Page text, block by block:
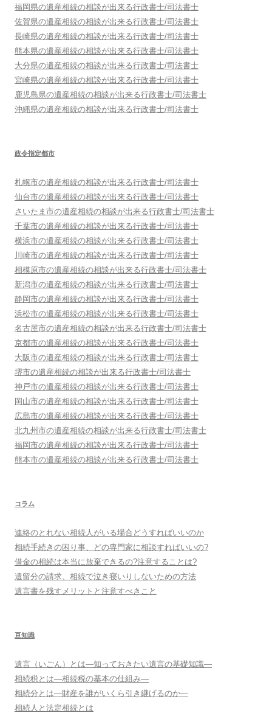
福岡県の遺産相続の相談が出来る行政書士/司法書士
佐賀県の遺産相続の相談が出来る行政書士/司法書士
長崎県の遺産相続の相談が出来る行政書士/司法書士
熊本県の遺産相続の相談が出来る行政書士/司法書士
大分県の遺産相続の相談が出来る行政書士/司法書士
宮崎県の遺産相続の相談が出来る行政書士/司法書士
鹿児島県の遺産相続の相談が出来る行政書士/司法書士
沖縄県の遺産相続の相談が出来る行政書士/司法書士
政令指定都市
札幌市の遺産相続の相談が出来る行政書士/司法書士
仙台市の遺産相続の相談が出来る行政書士/司法書士
さいたま市の遺産相続の相談が出来る行政書士/司法書士
千葉市の遺産相続の相談が出来る行政書士/司法書士
横浜市の遺産相続の相談が出来る行政書士/司法書士
川崎市の遺産相続の相談が出来る行政書士/司法書士
相模原市の遺産相続の相談が出来る行政書士/司法書士
新潟市の遺産相続の相談が出来る行政書士/司法書士
静岡市の遺産相続の相談が出来る行政書士/司法書士
浜松市の遺産相続の相談が出来る行政書士/司法書士
名古屋市の遺産相続の相談が出来る行政書士/司法書士
京都市の遺産相続の相談が出来る行政書士/司法書士
大阪市の遺産相続の相談が出来る行政書士/司法書士
堺市の遺産相続の相談が出来る行政書士/司法書士
神戸市の遺産相続の相談が出来る行政書士/司法書士
岡山市の遺産相続の相談が出来る行政書士/司法書士
広島市の遺産相続の相談が出来る行政書士/司法書士
北九州市の遺産相続の相談が出来る行政書士/司法書士
福岡市の遺産相続の相談が出来る行政書士/司法書士
熊本市の遺産相続の相談が出来る行政書士/司法書士
コラム
連絡のとれない相続人がいる場合どうすればいいのか
相続手続きの困り事、どの専門家に相談すればいいの?
借金の相続は本当に放棄できるの?注意することは?
遺留分の請求、相続で泣き寝いりしないための方法
遺言書を残すメリットと注意すべきこと
豆知識
遺言（いごん）とは―知っておきたい遺言の基礎知識―
相続税とは―相続税の基本の仕組み―
相続分とは―財産を誰がいくら引き継げるのか―
相続人と法定相続とは